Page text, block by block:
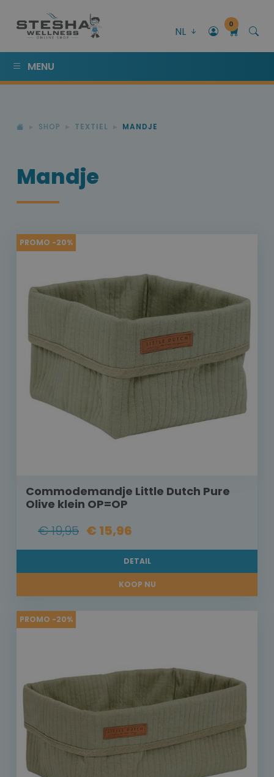
NL
0
MENU
SHOP TEXTIEL MANDJE
Mandje
PROMO -20%
Commodemandje Little Dutch Pure
Olive klein OP=OP
€ 19,95 € 15,96
DETAIL
KOOP NU
PROMO -20%